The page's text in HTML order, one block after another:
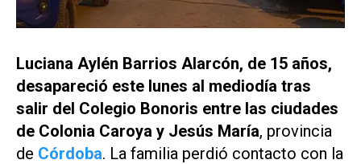
Luciana Aylén Barrios Alarcón, de 15 años,
desapareció este lunes al mediodía tras
salir del Colegio Bonoris entre las ciudades
de Colonia Caroya y Jesús María, provincia
de Córdoba. La familia perdió contacto con la